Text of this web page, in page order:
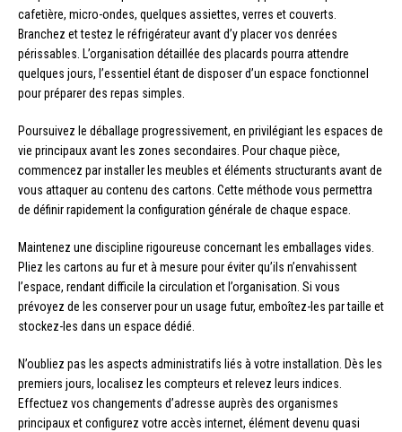
cafetière, micro-ondes, quelques assiettes, verres et couverts.
Branchez et testez le réfrigérateur avant d’y placer vos denrées
périssables. L’organisation détaillée des placards pourra attendre
quelques jours, l’essentiel étant de disposer d’un espace fonctionnel
pour préparer des repas simples.
Poursuivez le déballage progressivement, en privilégiant les espaces de
vie principaux avant les zones secondaires. Pour chaque pièce,
commencez par installer les meubles et éléments structurants avant de
vous attaquer au contenu des cartons. Cette méthode vous permettra
de définir rapidement la configuration générale de chaque espace.
Maintenez une discipline rigoureuse concernant les emballages vides.
Pliez les cartons au fur et à mesure pour éviter qu’ils n’envahissent
l’espace, rendant difficile la circulation et l’organisation. Si vous
prévoyez de les conserver pour un usage futur, emboîtez-les par taille et
stockez-les dans un espace dédié.
N’oubliez pas les aspects administratifs liés à votre installation. Dès les
premiers jours, localisez les compteurs et relevez leurs indices.
Effectuez vos changements d’adresse auprès des organismes
principaux et configurez votre accès internet, élément devenu quasi